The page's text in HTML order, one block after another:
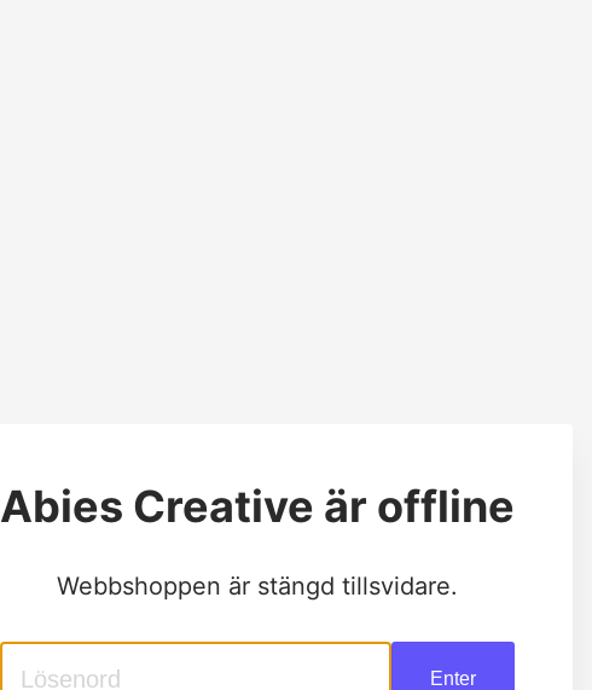
Abies Creative är offline
Webbshoppen är stängd tillsvidare.
Enter